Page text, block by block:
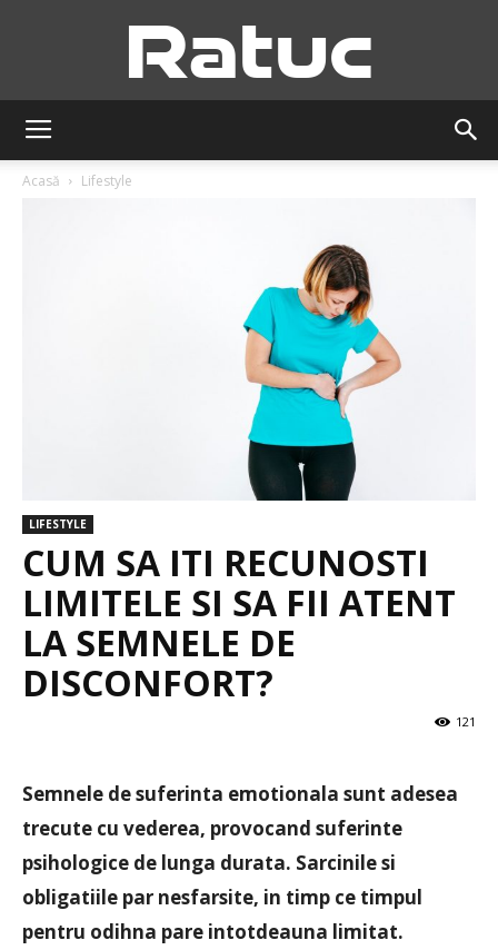
Acasă Lifestyle
LIFESTYLE
CUM SA ITI RECUNOSTI
LIMITELE SI SA FII ATENT
LA SEMNELE DE
DISCONFORT?
121
Semnele de suferinta emotionala sunt adesea
trecute cu vederea, provocand suferinte
psihologice de lunga durata. Sarcinile si
obligatiile par nesfarsite, in timp ce timpul
pentru odihna pare intotdeauna limitat.